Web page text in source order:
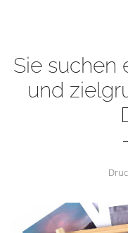
Sie suchen
und